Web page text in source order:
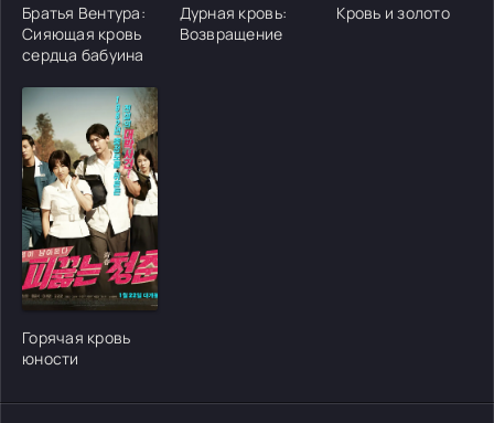
Братья Вентура:
Сияющая кровь
сердца бабуина
Дурная кровь:
Возвращение
Кровь и золото
[/xfgiven_cvh_poster_urlcvh_poster_url]
Горячая кровь
юности